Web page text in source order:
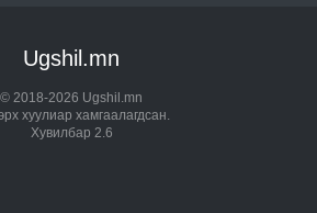
Ugshil.mn
© 2018-2026 Ugshil.mn
хуулиар хамгаалагдсан.
Хувилбар 2.6